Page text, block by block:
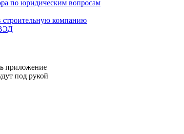
по юридическим вопросам
строительную компанию
приложение
под рукой